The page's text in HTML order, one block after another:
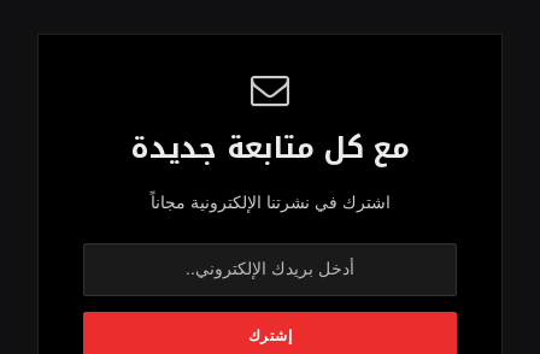
مع كل متابعة جديدة
اشترك في نشرتنا الإلكترونية مجاناً